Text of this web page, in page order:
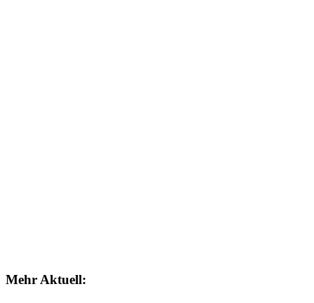
Mehr Aktuell: